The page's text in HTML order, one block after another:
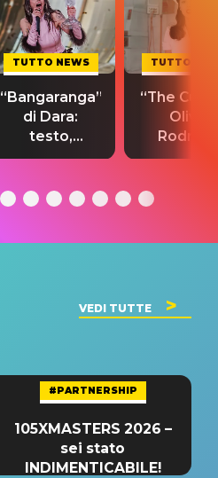
TUTTO NEWS
“Bangaranga”
di Dara:
testo,
traduzione e
del singolo
TUTTO
“The
Olivia
testo,
VEDI TUTTE
#PARTNERSHIP
105XMASTERS 2026 –
sei stato
INDIMENTICABILE!